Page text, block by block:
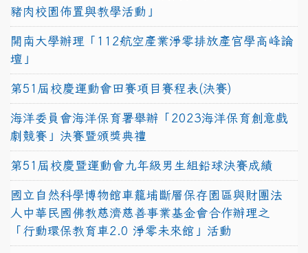
豬肉校園佈置與教學活動」
開南大學辦理「112航空產業淨零排放產官學高峰論
壇」
第51屆校慶運動會田賽項目賽程表(決賽)
海洋委員會海洋保育署舉辦「2023海洋保育創意戲
劇競賽」決賽暨頒獎典禮
第51屆校慶暨運動會九年級男生組鉛球決賽成績
國立自然科學博物館車籠埔斷層保存園區與財團法
人中華民國佛教慈濟慈善事業基金會合作辦理之
「行動環保教育車2.0 淨零未來館」活動